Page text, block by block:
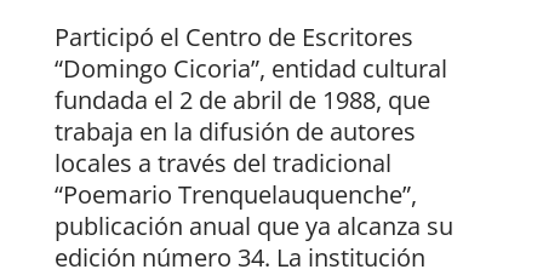
Participó el Centro de Escritores
“Domingo Cicoria”, entidad cultural
fundada el 2 de abril de 1988, que
trabaja en la difusión de autores
locales a través del tradicional
“Poemario Trenquelauquenche”,
publicación anual que ya alcanza su
edición número 34. La institución